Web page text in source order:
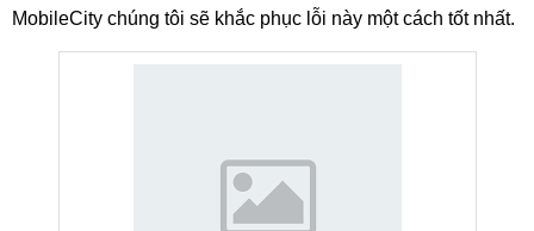
MobileCity chúng tôi sẽ khắc phục lỗi này một cách tốt nhất.